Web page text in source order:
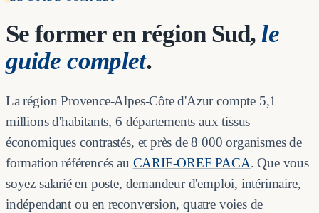
Se former en région Sud,le
guide complet.
La région Provence-Alpes-Côte d'Azur compte 5,1
millions d'habitants, 6 départements aux tissus
économiques contrastés, et près de 8 000 organismes de
formation référencés au CARIF-OREF PACA. Que vous
soyez salarié en poste, demandeur d'emploi, intérimaire,
indépendant ou en reconversion, quatre voies de